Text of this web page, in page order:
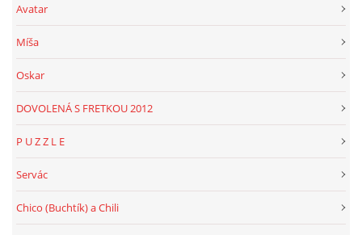
Avatar
Míša
Oskar
DOVOLENÁ S FRETKOU 2012
P U Z Z L E
Servác
Chico (Buchtík) a Chili